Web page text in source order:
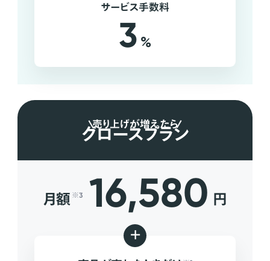
サービス手数料
3 %
売り上げが増えたら
グロースプラン
月額 ※3 16,580 円
+